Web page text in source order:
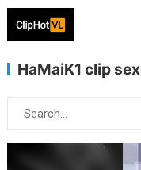
HaMaiK1 clip sex